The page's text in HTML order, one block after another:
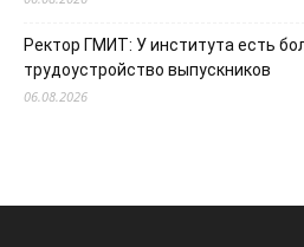
Ректор ГМИТ: У института есть
трудоустройство выпускников
06.08.2026